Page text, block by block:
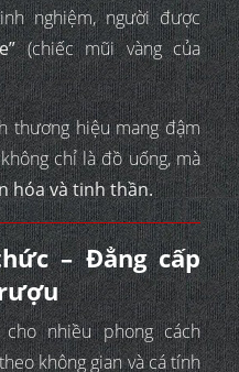
nghiệm, người được
(chiếc mũi vàng của
thương hiệu mang đậm
chỉ là đồ uống, mà
hóa và tinh thần.
– Đẳng cấp
nhiều phong cách
không gian và cá tính